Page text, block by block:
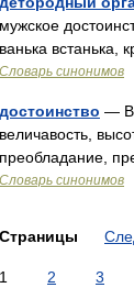
мужское
ванька встанька,
Словарь синонимов
достоинство —
величавость,
преобладание,
Словарь синонимов
Страницы
1 2 3